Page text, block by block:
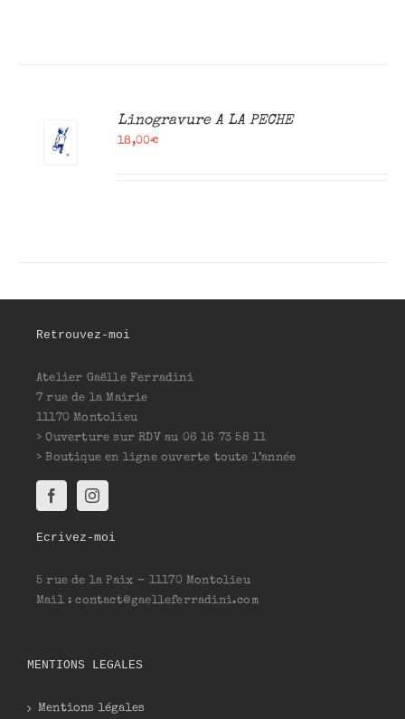
Linogravure A LA PECHE
18,00€
Retrouvez-moi
Atelier Gaëlle Ferradini
7 rue de la Mairie
11170 Montolieu
> Ouverture sur RDV au 06 16 73 58 11
> Boutique en ligne ouverte toute l’année
Ecrivez-moi
5 rue de la Paix – 11170 Montolieu
Mail : contact@gaelleferradini.com
MENTIONS LEGALES
Mentions légales